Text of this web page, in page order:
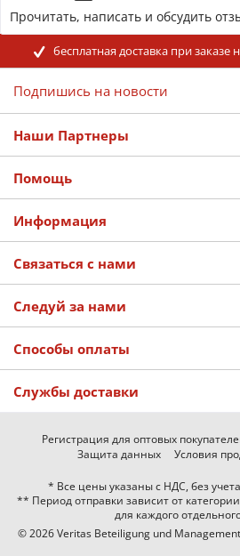
Прочитать, написать и обсудить
бесплатная доставка при заказе
Подпишись на новости
Наши Партнеры
Помощь
Информация
Связаться с нами
Следуй за нами
Способы оплаты
Службы доставки
Регистрация для оптовых
Защита данных
Условия
* Все цены указаны с НДС, без учета
** Период отправки зависит от
для каждого
© 2026 Veritas Beteiligung und